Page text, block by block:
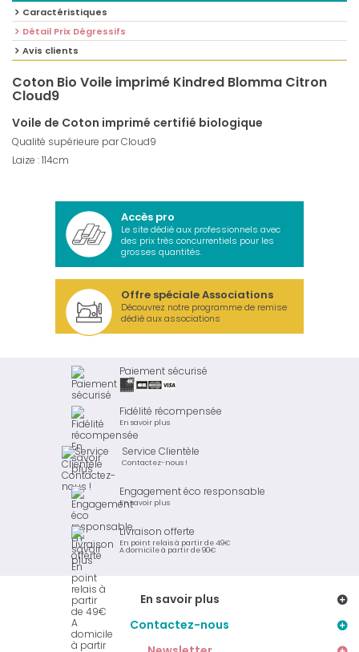
Caractéristiques
Détail Prix Dégressifs
Avis clients
Coton Bio Voile imprimé Kindred Blomma Citron
Cloud9
Voile de Coton imprimé certifié biologique
Qualité supérieure par Cloud9
Laize : 114cm
Accès pro
Le site dédié aux professionnels avec
des prix très concurrentiels pour les
grosses quantités.
Offre spéciale Associations
Découvrez notre programme de remise
dédié aux associations
Paiement sécurisé
Fidélité récompensée
En savoir plus
Service Clientèle
Contactez-nous !
Engagement éco responsable
En savoir plus
Livraison offerte
En point relais à partir de 49€
A domicile à partir de 90€
En savoir plus
Contactez-nous